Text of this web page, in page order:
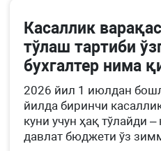
Касаллик
тўлаш тартиби
бухгалтер нима
2026 йил 1 июлдан
йилда биринчи
куни учун ҳақ тўлайди
давлат бюджети ўз